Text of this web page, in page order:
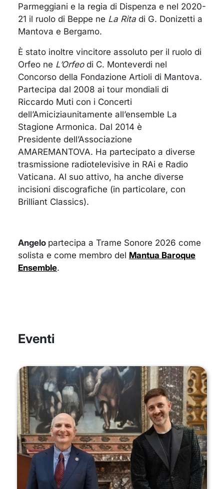
Parmeggiani e la regia di Dispenza e nel 2020-
21 il ruolo di Beppe ne La Rita di G. Donizetti a
Mantova e Bergamo.
È stato inoltre vincitore assoluto per il ruolo di
Orfeo ne L’Orfeodi C. Monteverdi nel
Concorso della Fondazione Artioli di Mantova.
Partecipa dal 2008 ai tour mondiali di
Riccardo Muti con i Concerti
dell’Amiciziaunitamente all’ensemble La
Stagione Armonica. Dal 2014 è
Presidente dell’Associazione
AMAREMANTOVA. Ha partecipato a diverse
trasmissione radiotelevisive in RAi e Radio
Vaticana. Al suo attivo, ha anche diverse
incisioni discografiche (in particolare, con
Brilliant Classics).
Angelo partecipa a Trame Sonore 2026 come
solista e come membro del Mantua Baroque
Ensemble.
Eventi